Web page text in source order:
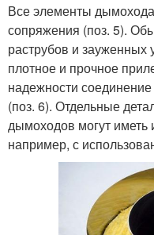
Все элементы
сопряжения (поз. 5).
раструбов и зауженных
плотное и прочное
надежности
(поз. 6). Отдельные
дымоходов могут иметь
например, с